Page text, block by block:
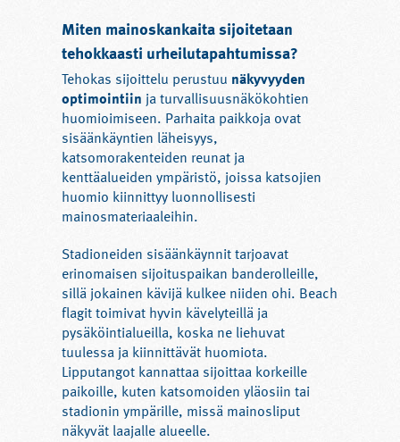
Miten mainoskankaita sijoitetaan
tehokkaasti urheilutapahtumissa?
Tehokas sijoittelu perustuu näkyvyyden
optimointiin ja turvallisuusnäkökohtien
huomioimiseen. Parhaita paikkoja ovat
sisäänkäyntien läheisyys,
katsomorakenteiden reunat ja
kenttäalueiden ympäristö, joissa katsojien
huomio kiinnittyy luonnollisesti
mainosmateriaaleihin.
Stadioneiden sisäänkäynnit tarjoavat
erinomaisen sijoituspaikan banderolleille,
sillä jokainen kävijä kulkee niiden ohi. Beach
flagit toimivat hyvin kävelyteillä ja
pysäköintialueilla, koska ne liehuvat
tuulessa ja kiinnittävät huomiota.
Lipputangot kannattaa sijoittaa korkeille
paikoille, kuten katsomoiden yläosiin tai
stadionin ympärille, missä mainosliput
näkyvät laajalle alueelle.